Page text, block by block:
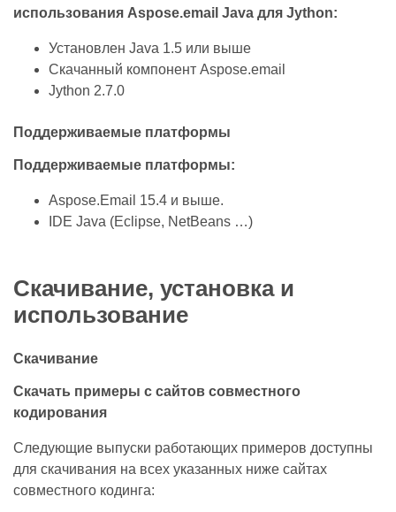
использования Aspose.email Java для Jython:
Установлен Java 1.5 или выше
Скачанный компонент Aspose.email
Jython 2.7.0
Поддерживаемые платформы
Поддерживаемые платформы:
Aspose.Email 15.4 и выше.
IDE Java (Eclipse, NetBeans …)
Скачивание, установка и
использование
Скачивание
Скачать примеры с сайтов совместного
кодирования
Следующие выпуски работающих примеров доступны
для скачивания на всех указанных ниже сайтах
совместного кодинга: